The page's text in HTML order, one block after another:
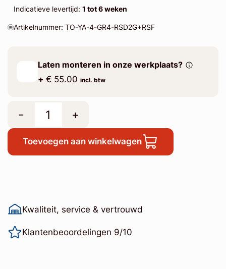
Indicatieve levertijd: 1 tot 6 weken
Artikelnummer: TO-YA-4-GR4-RSD2G+RSF
Laten monteren in onze werkplaats?
+ € 55.00 incl. btw
- +
Toevoegen aan winkelwagen
Kwaliteit, service & vertrouwd
Klantenbeoordelingen 9/10